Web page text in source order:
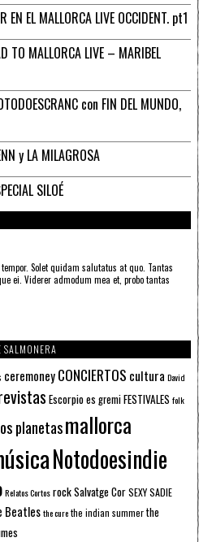
EN EL MALLORCA LIVE OCCIDENT. pt1
TO MALLORCA LIVE – MARIBEL
con FIN DEL MUNDO,
y LA MILAGROSA
SILOÉ
Solet quidam salutatus at quo. Tantas
ei. Viderer admodum mea et, probo tantas
SALMONERA
ceremoneyCONCIERTOS cultura David
Escorpioes gremiFESTIVALES folk
planetasmallorca
Notodoesindie
Relatos CortosrockSalvatge CorSEXY SADIE
Beatlesthe curethe indian summerthe